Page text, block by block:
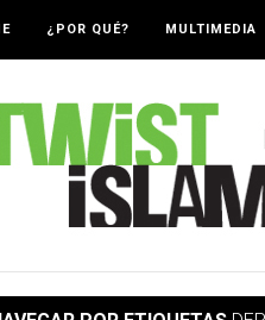
¿POR QUÉ? MULTIMEDIA